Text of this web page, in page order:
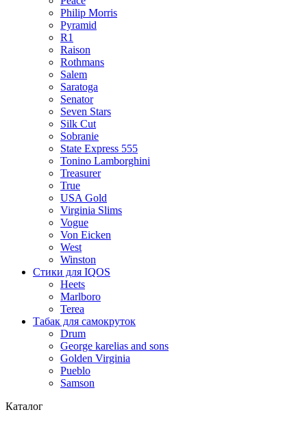
Philip Morris
Pyramid
R1
Raison
Rothmans
Salem
Saratoga
Senator
Seven Stars
Silk Cut
Sobranie
State Express 555
Tonino Lamborghini
Treasurer
True
USA Gold
Virginia Slims
Vogue
Von Eicken
West
Winston
Стики для IQOS
Heets
Marlboro
Terea
Табак для самокруток
Drum
George karelias and sons
Golden Virginia
Pueblo
Samson
Каталог